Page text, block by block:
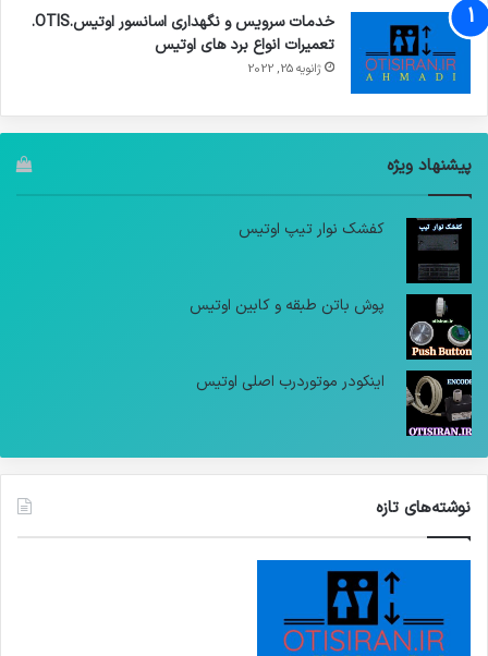
خدمات سرویس و نگهداری اسانسور اوتیس.OTIS.
تعمیرات انواع برد های اوتیس
ژانویه 25, 2022
پیشنهاد ویژه
کفشک نوار تیپ اوتیس
پوش باتن طبقه و کابین اوتیس
اینکودر موتوردرب اصلی اوتیس
نوشته‌های تازه